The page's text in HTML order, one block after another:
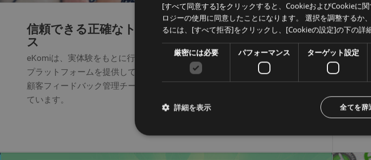
信頼できる正確なトランザクションベースサービ
ス
eKomiは、実体験をもとに行われる顧客間のやり取りを可能にした独自の
プラットフォームを提供しています。eKomiでは優秀な人材を多く集めた
顧客フィードバック管理チームを設置し、常時すべてのレビューを審査し
ています。
オ
ッ
[すべて同意する]をクリックすると、CookieおよびCookieに
ロジーの使用に同意したことになります。 選択を調整するか
るには、[すべて拒否]をクリックし、[Cookieの設定]の下の詳
厳密には必要 パフォーマンス ターゲット設定
全てを辞
詳細を表示
ターゲット設定